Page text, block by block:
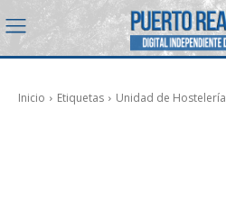
Inicio Etiquetas Unidad de Hostelería